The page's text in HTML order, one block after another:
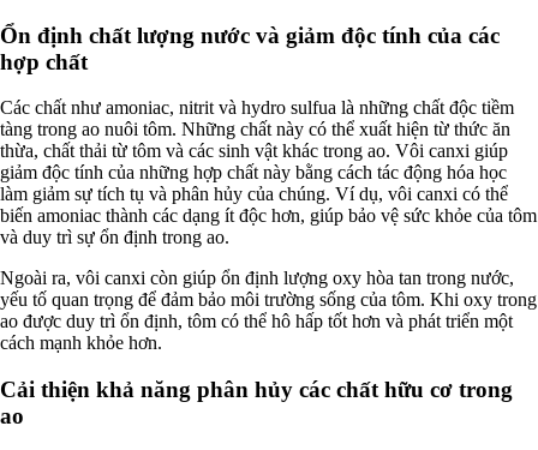
Ổn định chất lượng nước và giảm độc tính của các
hợp chất
Các chất như amoniac, nitrit và hydro sulfua là những chất độc tiềm
tàng trong ao nuôi tôm. Những chất này có thể xuất hiện từ thức ăn
thừa, chất thải từ tôm và các sinh vật khác trong ao. Vôi canxi giúp
giảm độc tính của những hợp chất này bằng cách tác động hóa học
làm giảm sự tích tụ và phân hủy của chúng. Ví dụ, vôi canxi có thể
biến amoniac thành các dạng ít độc hơn, giúp bảo vệ sức khỏe của tôm
và duy trì sự ổn định trong ao.
Ngoài ra, vôi canxi còn giúp ổn định lượng oxy hòa tan trong nước,
yếu tố quan trọng để đảm bảo môi trường sống của tôm. Khi oxy trong
ao được duy trì ổn định, tôm có thể hô hấp tốt hơn và phát triển một
cách mạnh khỏe hơn.
Cải thiện khả năng phân hủy các chất hữu cơ trong
ao